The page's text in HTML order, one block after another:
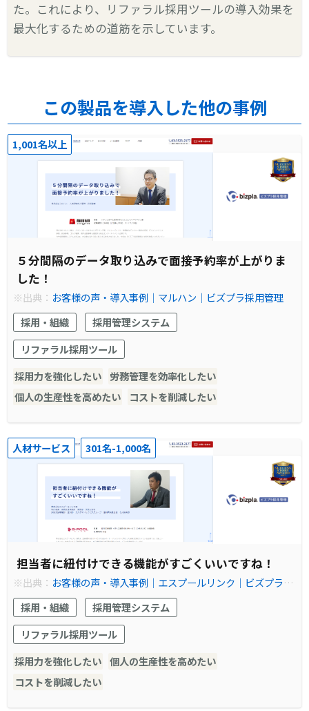
た。これにより、リファラル採用ツールの導入効果を
最大化するための道筋を示しています。
この製品を導入した他の事例
1,001名以上
５分間隔のデータ取り込みで面接予約率が上がりま
した！
※出典： お客様の声・導入事例│マルハン│ビズプラ採用管理
採用・組織
採用管理システム
リファラル採用ツール
採用力を強化したい
労務管理を効率化したい
個人の生産性を高めたい
コストを削減したい
人材サービス 301名-1,000名
担当者に紐付けできる機能がすごくいいですね！
※出典： お客様の声・導入事例│エスプールリンク│ビズプラ採
用管理
採用・組織
採用管理システム
リファラル採用ツール
採用力を強化したい 個人の生産性を高めたい
コストを削減したい